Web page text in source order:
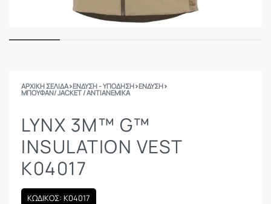
ΑΡΧΙΚΉ ΣΕΛΊΔΑ›ΕΝΔΥΣΗ - ΥΠΟΔΗΣΗ›ΕΝΔΥΣΗ›
ΜΠΟΥΦΆΝ/ JACKET / AΝΤΙΑΝΕΜΙΚΆ
LYNX 3M™ G™
INSULATION VEST
K04017
ΚΩΔΙΚΟΣ: K04017